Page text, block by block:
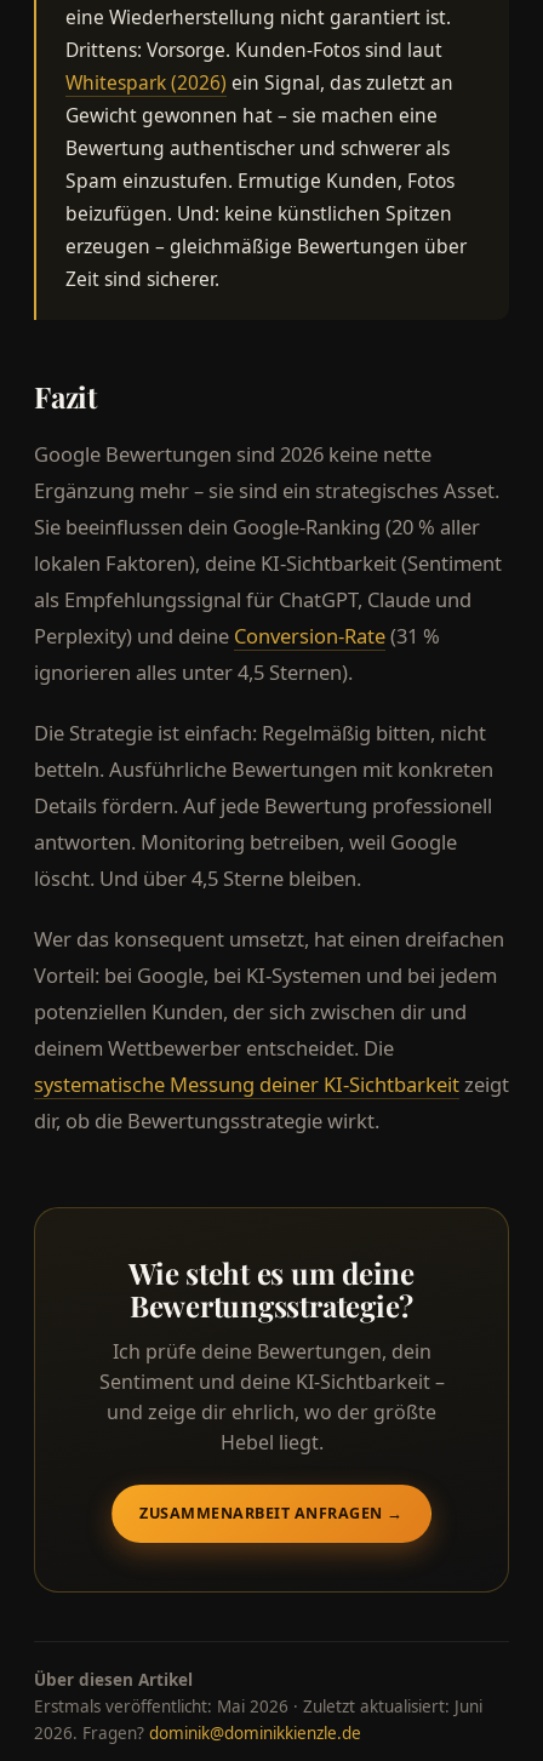
eine Wiederherstellung nicht garantiert ist.
Drittens: Vorsorge. Kunden-Fotos sind laut
Whitespark (2026) ein Signal, das zuletzt an
Gewicht gewonnen hat – sie machen eine
Bewertung authentischer und schwerer als
Spam einzustufen. Ermutige Kunden, Fotos
beizufügen. Und: keine künstlichen Spitzen
erzeugen – gleichmäßige Bewertungen über
Zeit sind sicherer.
Fazit
Google Bewertungen sind 2026 keine nette
Ergänzung mehr – sie sind ein strategisches Asset.
Sie beeinflussen dein Google-Ranking (20 % aller
lokalen Faktoren), deine KI-Sichtbarkeit (Sentiment
als Empfehlungssignal für ChatGPT, Claude und
Perplexity) und deine Conversion-Rate(31 %
ignorieren alles unter 4,5 Sternen).
Die Strategie ist einfach: Regelmäßig bitten, nicht
betteln. Ausführliche Bewertungen mit konkreten
Details fördern. Auf jede Bewertung professionell
antworten. Monitoring betreiben, weil Google
löscht. Und über 4,5 Sterne bleiben.
Wer das konsequent umsetzt, hat einen dreifachen
Vorteil: bei Google, bei KI-Systemen und bei jedem
potenziellen Kunden, der sich zwischen dir und
deinem Wettbewerber entscheidet. Die
systematische Messung deiner KI-Sichtbarkeitzeigt
dir, ob die Bewertungsstrategie wirkt.
Wie steht es um deine
Bewertungsstrategie?
Ich prüfe deine Bewertungen, dein
Sentiment und deine KI-Sichtbarkeit –
und zeige dir ehrlich, wo der größte
Hebel liegt.
ZUSAMMENARBEIT ANFRAGEN →
Über diesen Artikel
Erstmals veröffentlicht: Mai 2026 · Zuletzt aktualisiert: Juni
2026. Fragen? dominik@dominikkienzle.de